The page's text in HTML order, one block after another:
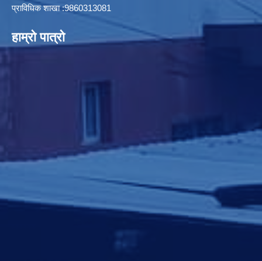
प्राविधिक शाखा :9860313081
हाम्रो पात्रो